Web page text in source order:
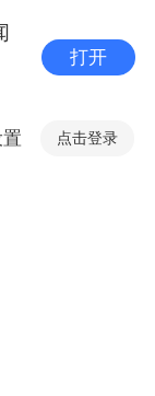
打开
点击登录